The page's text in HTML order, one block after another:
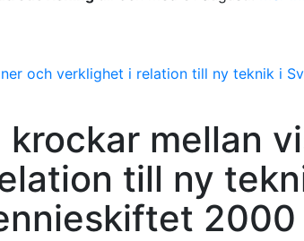
och verklighet i relation till ny teknik i
mellan
till ny
2000